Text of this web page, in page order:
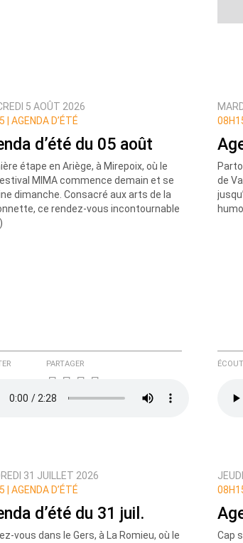
cette discussion par email
5 AOÛT 2026
|
AGENDA D’ÉTÉ
d’été du 05 août
étape en Ariège, à Mirepoix, où le
MIMA commence demain et se
dimanche. Consacré aux arts de la
ce rendez-vous incontournable
PARTAGER
de
31 JUILLET 2026
|
AGENDA D’ÉTÉ
d’été du 31 juil.
vous dans le Gers, à La Romieu, où le
Cap